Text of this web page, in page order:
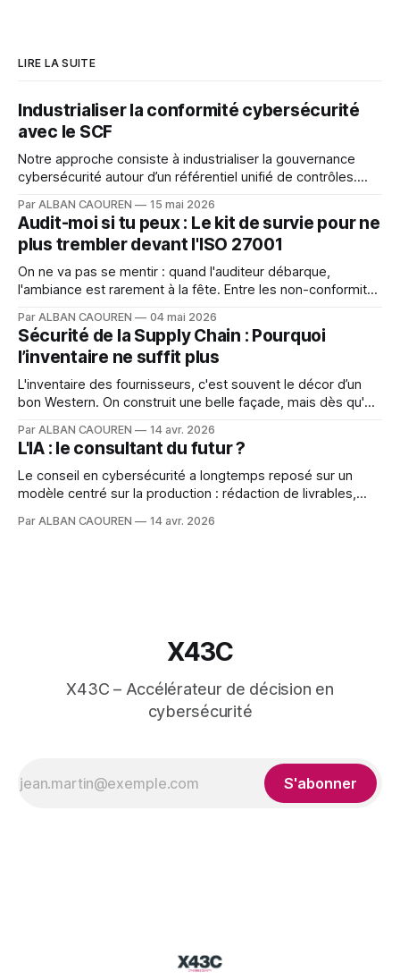
LIRE LA SUITE
Industrialiser la conformité cybersécurité
avec le SCF
Notre approche consiste à industrialiser la gouvernance
cybersécurité autour d’un référentiel unifié de contrôles.
Framework (SCF)
Par ALBAN CAOUREN 15 mai 2026
Audit-moi si tu peux : Le kit de survie pour ne
plus trembler devant l'ISO 27001
On ne va pas se mentir : quand l'auditeur débarque,
l'ambiance est rarement à la fête. Entre les non-conformités
vouloir se cacher sous son bureau.
Par ALBAN CAOUREN 04 mai 2026
Sécurité de la Supply Chain : Pourquoi
l’inventaire ne suffit plus
L'inventaire des fournisseurs, c'est souvent le décor d’un
bon Western. On construit une belle façade, mais dès qu'on
dans le saloon.
Par ALBAN CAOUREN 14 avr. 2026
L'IA : le consultant du futur ?
Le conseil en cybersécurité a longtemps reposé sur un
modèle centré sur la production : rédaction de livrables,
l’intelligence artificielle, cette logique évolue.
Par ALBAN CAOUREN 14 avr. 2026
X43C
X43C – Accélérateur de décision en
cybersécurité
S'abonner